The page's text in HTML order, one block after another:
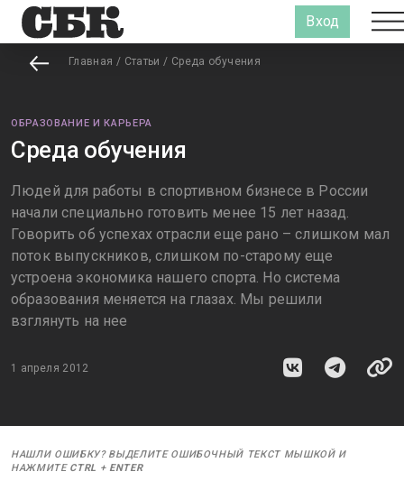
Вход
Главная / Статьи / Среда обучения
ОБРАЗОВАНИЕ И КАРЬЕРА
Среда обучения
Людей для работы в спортивном бизнесе в России
начали специально готовить менее 15 лет назад.
Говорить об успехах отрасли еще рано – слишком мал
поток выпускников, слишком по-старому еще
устроена экономика нашего спорта. Но система
образования меняется на глазах. Мы решили
взглянуть на нее
1 апреля 2012
НАШЛИ ОШИБКУ? ВЫДЕЛИТЕ ОШИБОЧНЫЙ ТЕКСТ МЫШКОЙ И
НАЖМИТЕ CTRL + ENTER